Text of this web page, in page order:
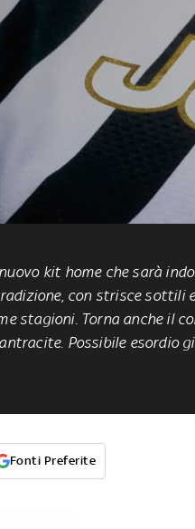
kit home che sarà
con strisce sottili
stagioni. Torna anche il
Possibile esordio
Fonti Preferite